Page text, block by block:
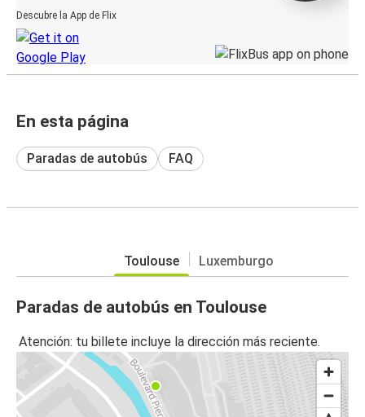
Descubre la App de Flix
En esta página
Paradas de autobús FAQ
Toulouse Luxemburgo
Paradas de autobús en Toulouse
Atención: tu billete incluye la dirección más reciente.